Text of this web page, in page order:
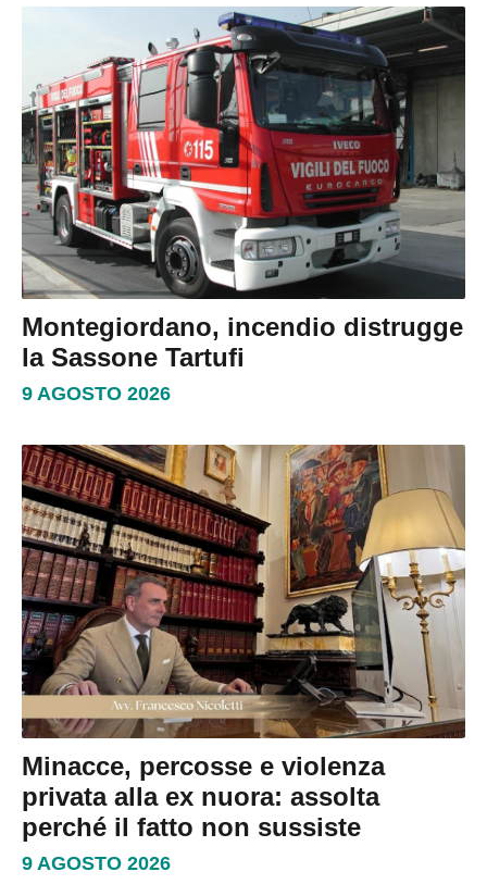
Montegiordano, incendio distrugge
la Sassone Tartufi
9 AGOSTO 2026
Minacce, percosse e violenza
privata alla ex nuora: assolta
perché il fatto non sussiste
9 AGOSTO 2026